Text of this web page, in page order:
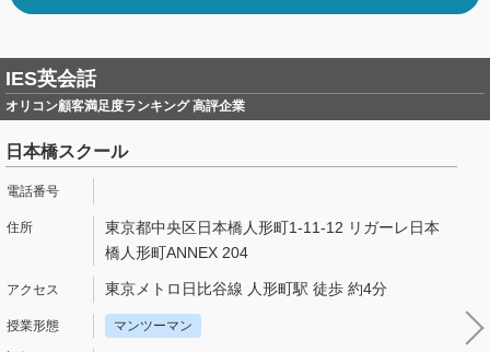
IES英会話
オリコン顧客満足度ランキング 高評企業
日本橋スクール
東京都中央区日本橋人形町1-11-12 リガーレ日本
橋人形町ANNEX 204
東京メトロ日比谷線 人形町駅 徒歩 約4分
マンツーマン